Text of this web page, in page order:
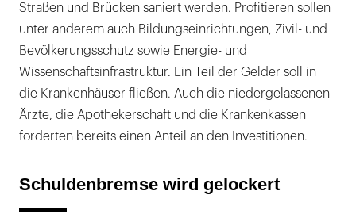
Straßen und Brücken saniert werden. Profitieren sollen
unter anderem auch Bildungseinrichtungen, Zivil- und
Bevölkerungsschutz sowie Energie- und
Wissenschaftsinfrastruktur. Ein Teil der Gelder soll in
die Krankenhäuser fließen. Auch die niedergelassenen
Ärzte, die Apothekerschaft und die Krankenkassen
forderten bereits einen Anteil an den Investitionen.
Schuldenbremse wird gelockert